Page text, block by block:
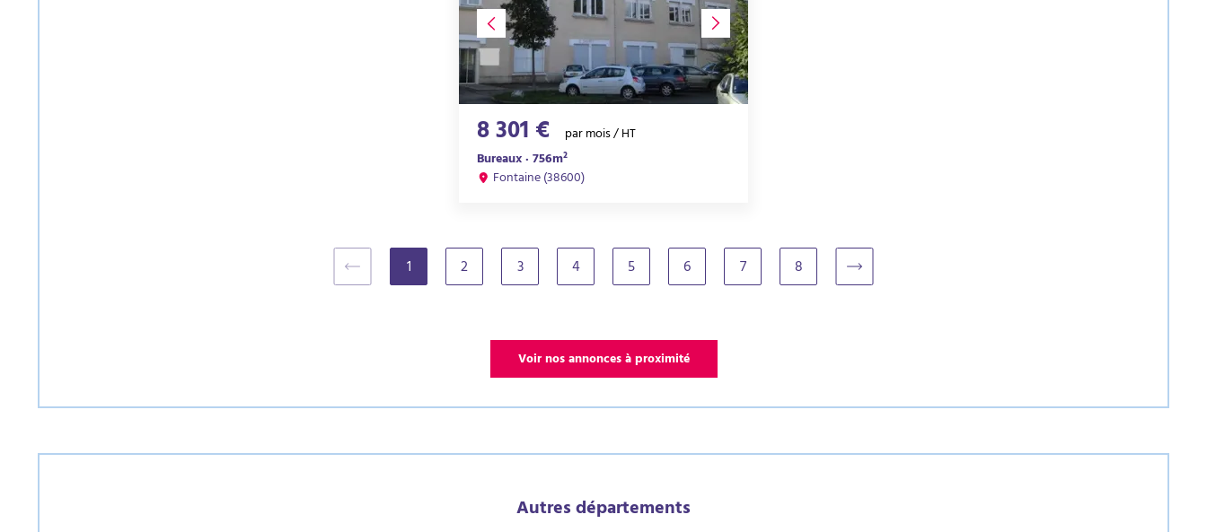
8 301 €
par mois / HT
Bureaux · 756m²
Fontaine (38600)
1(current)2 3 4 5 6 7 8
Voir nos annonces à proximité
Autres départements